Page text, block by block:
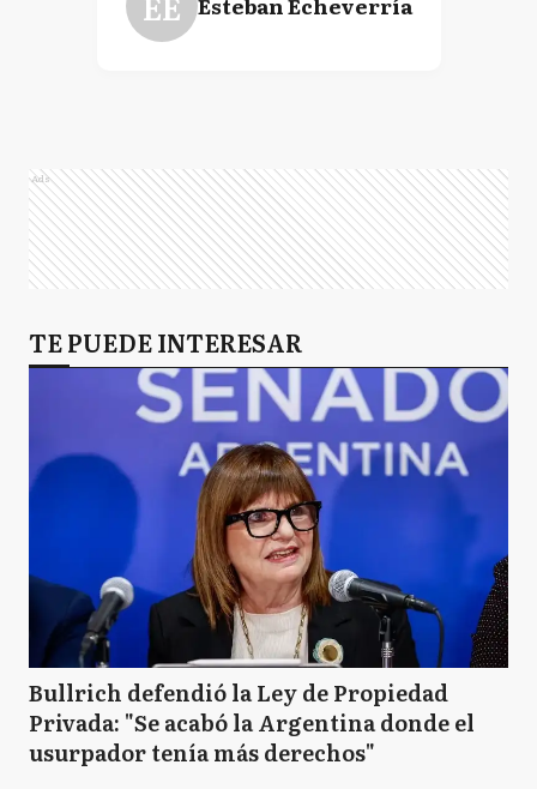
Ads
TE PUEDE INTERESAR
Bullrich defendió la Ley de Propiedad
Privada: "Se acabó la Argentina donde el
usurpador tenía más derechos"